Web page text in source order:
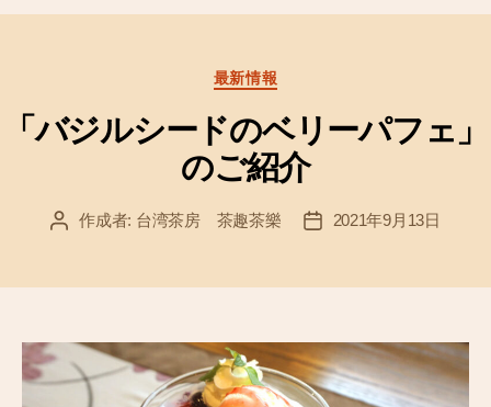
カ
テ
ゴ
リ
ー
最新情報
「バジルシードのベリーパフェ」
のご紹介
投 作成者: 台湾茶房 茶趣茶樂
投
2021年9月13日